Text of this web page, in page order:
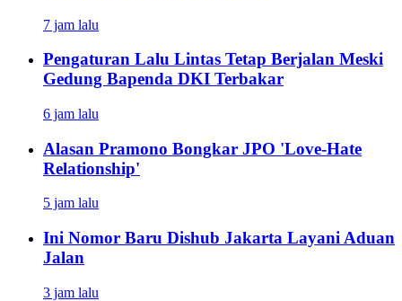
7 jam lalu
Pengaturan Lalu Lintas Tetap Berjalan Meski
Gedung Bapenda DKI Terbakar
6 jam lalu
Alasan Pramono Bongkar JPO 'Love-Hate
Relationship'
5 jam lalu
Ini Nomor Baru Dishub Jakarta Layani Aduan
Jalan
3 jam lalu